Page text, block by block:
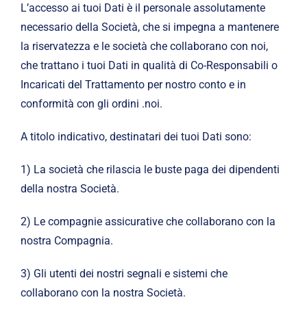
L’accesso ai tuoi Dati è il personale assolutamente
necessario della Società, che si impegna a mantenere
la riservatezza e le società che collaborano con noi,
che trattano i tuoi Dati in qualità di Co-Responsabili o
Incaricati del Trattamento per nostro conto e in
conformità con gli ordini .noi.
A titolo indicativo, destinatari dei tuoi Dati sono:
1) La società che rilascia le buste paga dei dipendenti
della nostra Società.
2) Le compagnie assicurative che collaborano con la
nostra Compagnia.
3) Gli utenti dei nostri segnali e sistemi che
collaborano con la nostra Società.